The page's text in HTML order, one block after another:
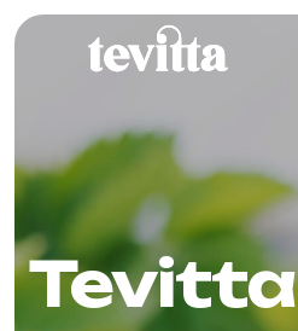
Tevitta